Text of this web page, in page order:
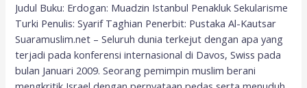
Judul Buku: Erdogan: Muadzin Istanbul Penakluk Sekularisme
Turki Penulis: Syarif Taghian Penerbit: Pustaka Al-Kautsar
Suaramuslim.net – Seluruh dunia terkejut dengan apa yang
terjadi pada konferensi internasional di Davos, Swiss pada
bulan Januari 2009. Seorang pemimpin muslim berani